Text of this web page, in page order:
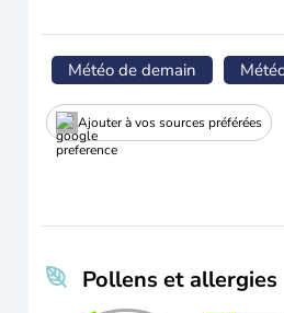
Météo de demain
Ajouter à vos sources préférées
Pollens et allergies